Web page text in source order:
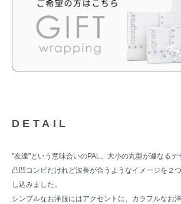
DETAIL
"友達"という意味合いのPAL。大小の丸型が連なるデ
凸凹コンビだけれど波長が合うようなイメージを２
し込みました。
シンプルなお洋服にはアクセントに、カラフルなお